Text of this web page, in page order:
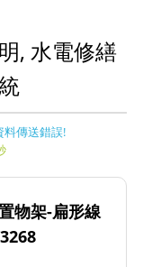
, 水電修繕
料傳送錯誤!
物架-扁形線